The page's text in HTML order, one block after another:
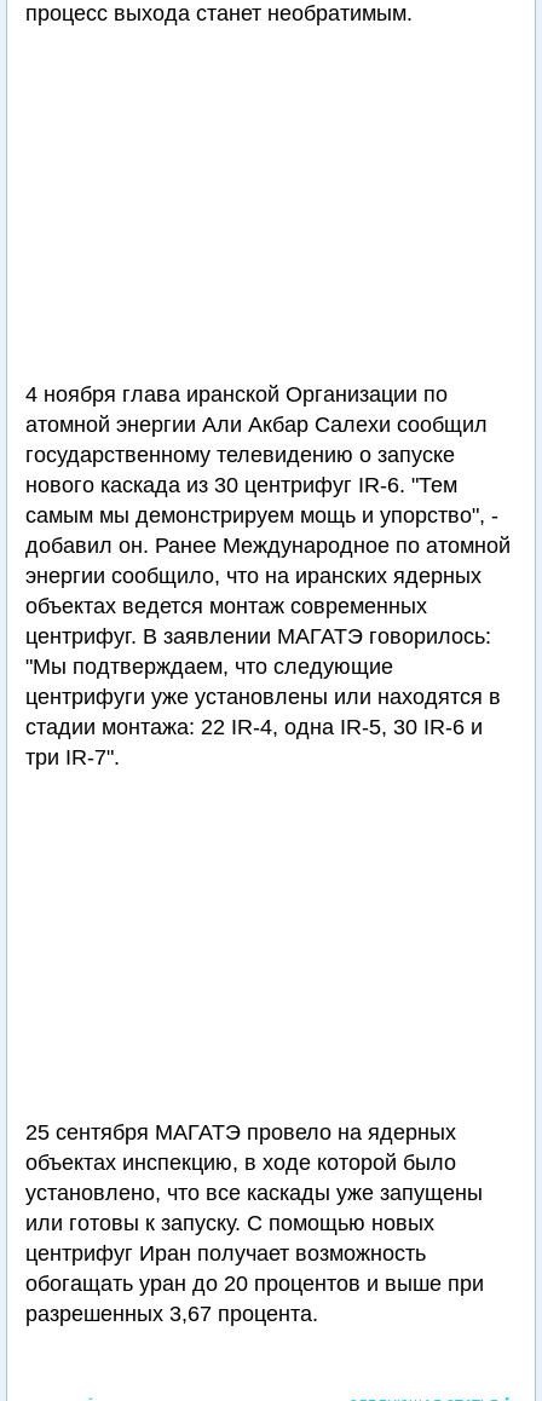
процесс выхода станет необратимым.
4 ноября глава иранской Организации по
атомной энергии Али Акбар Салехи сообщил
государственному телевидению о запуске
нового каскада из 30 центрифуг IR-6. "Тем
самым мы демонстрируем мощь и упорство", -
добавил он. Ранее Международное по атомной
энергии сообщило, что на иранских ядерных
объектах ведется монтаж современных
центрифуг. В заявлении МАГАТЭ говорилось:
"Мы подтверждаем, что следующие
центрифуги уже установлены или находятся в
стадии монтажа: 22 IR-4, одна IR-5, 30 IR-6 и
три IR-7".
25 сентября МАГАТЭ провело на ядерных
объектах инспекцию, в ходе которой было
установлено, что все каскады уже запущены
или готовы к запуску. С помощью новых
центрифуг Иран получает возможность
обогащать уран до 20 процентов и выше при
разрешенных 3,67 процента.